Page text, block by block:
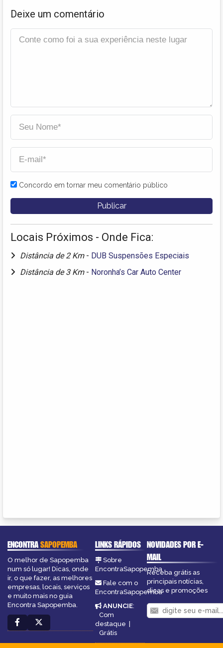
Deixe um comentário
Concordo em tornar meu comentário público
Locais Próximos - Onde Fica:
Distância de 2 Km - DUB Suspensões Especiais
Distância de 3 Km - Noronha’s Car Auto Center
ENCONTRASAPOPEMBA
O melhor de Sapopemba
num só lugar! Dicas, onde
ir, o que fazer, as melhores
empresas, locais, serviços
e muito mais no guia
Encontra Sapopemba.
LINKS RÁPIDOS
Sobre
EncontraSapopemba
Fale com o
EncontraSapopemba
ANUNCIE:
Com
destaque
Grátis
NOVIDADES POR E-
MAIL
Receba grátis as
principais notícias,
dicas e promoções